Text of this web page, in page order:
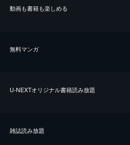
動画も書籍も楽しめる
無料マンガ
U-NEXTオリジナル書籍読み放題
雑誌読み放題